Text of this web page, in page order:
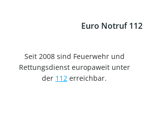
Euro Notruf 112
Seit 2008 sind Feuerwehr und
Rettungsdienst europaweit unter
der 112 erreichbar.